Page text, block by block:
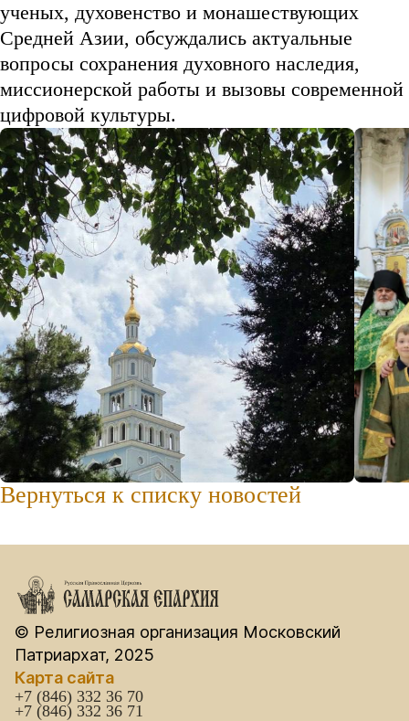
ученых, духовенство и монашествующих
Средней Азии, обсуждались актуальные
вопросы сохранения духовного наследия,
миссионерской работы и вызовы современной
цифровой культуры.
Вернуться к списку новостей
© Религиозная организация Московский
Патриархат, 2025
Карта сайта
+7 (846) 332 36 70
+7 (846) 332 36 71